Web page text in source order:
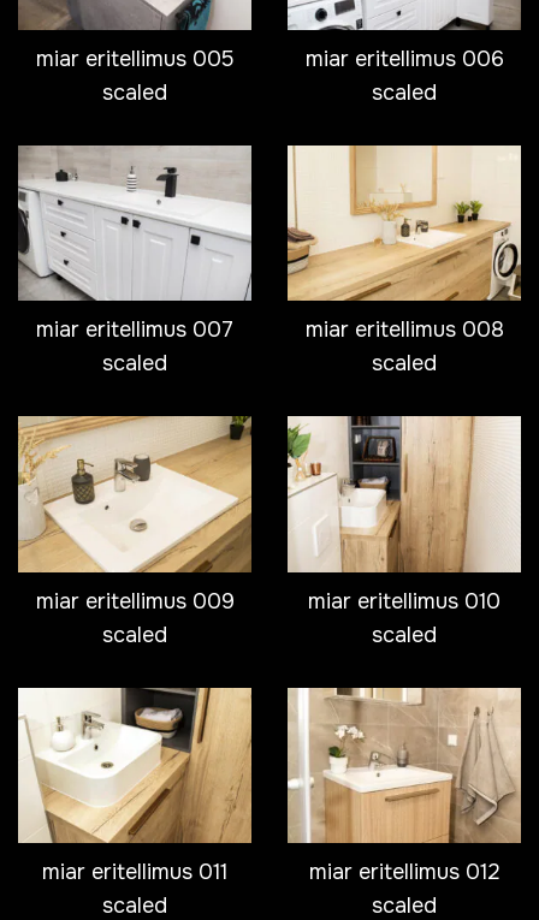
miar eritellimus 005
scaled
miar eritellimus 006
scaled
miar eritellimus 007
scaled
miar eritellimus 008
scaled
miar eritellimus 009
scaled
miar eritellimus 010
scaled
miar eritellimus 011
scaled
miar eritellimus 012
scaled